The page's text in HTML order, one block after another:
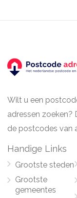
Wilt u een
adressen zoeken?
de postcodes van
Handige Links
Grootste steden
Grootste
gemeentes